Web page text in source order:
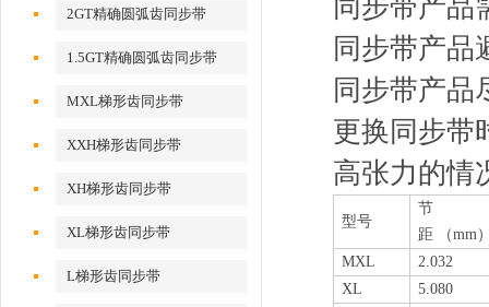
2GT精确圆弧齿同步带
1.5GT精确圆弧齿同步带
MXL梯形齿同步带
XXH梯形齿同步带
XH梯形齿同步带
XL梯形齿同步带
L梯形齿同步带
同步带产品
同步带产品
同步带产品
更换同步带
高张力的情
型号
节
距
（mm
MXL
2.032
XL
5.080